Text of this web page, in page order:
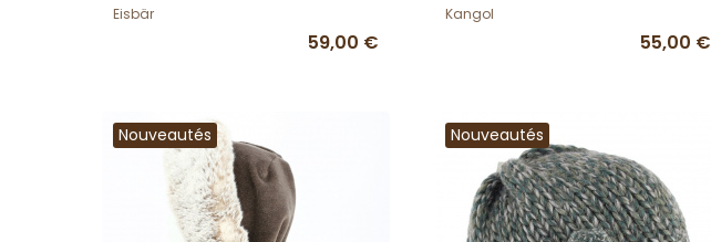
Eisbär
59,00 €
Kangol
55,00 €
Nouveautés Nouveautés